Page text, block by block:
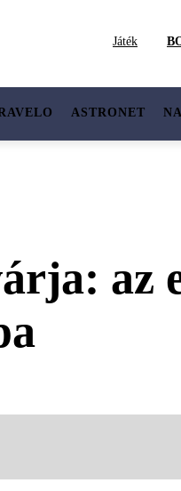
Játék
ASTRONET
az